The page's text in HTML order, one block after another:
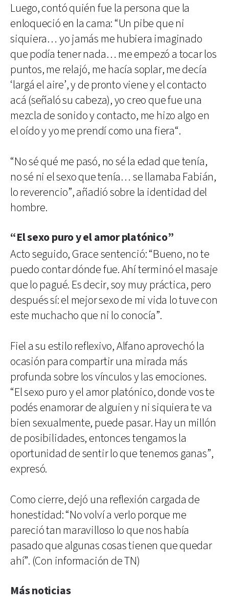
Luego, contó quién fue la persona que la
enloqueció en la cama: “Un pibe que ni
siquiera… yo jamás me hubiera imaginado
que podía tener nada… me empezó a tocar los
puntos, me relajó, me hacía soplar, me decía
‘largá el aire’, y de pronto viene y el contacto
acá (señaló su cabeza), yo creo que fue una
mezcla de sonido y contacto, me hizo algo en
el oído y yo me prendí como una fiera“.
“No sé qué me pasó, no sé la edad que tenía,
no sé ni el sexo que tenía… se llamaba Fabián,
lo reverencio”, añadió sobre la identidad del
hombre.
“El sexo puro y el amor platónico”
Acto seguido, Grace sentenció: “Bueno, no te
puedo contar dónde fue. Ahí terminó el masaje
que lo pagué. Es decir, soy muy práctica, pero
después sí: el mejor sexo de mi vida lo tuve con
este muchacho que ni lo conocía”.
Fiel a su estilo reflexivo, Alfano aprovechó la
ocasión para compartir una mirada más
profunda sobre los vínculos y las emociones.
“El sexo puro y el amor platónico, donde vos te
podés enamorar de alguien y ni siquiera te va
bien sexualmente, puede pasar. Hay un millón
de posibilidades, entonces tengamos la
oportunidad de sentir lo que tenemos ganas”,
expresó.
Como cierre, dejó una reflexión cargada de
honestidad: “No volví a verlo porque me
pareció tan maravilloso lo que nos había
pasado que algunas cosas tienen que quedar
ahí”. (Con información de TN)
Más noticias